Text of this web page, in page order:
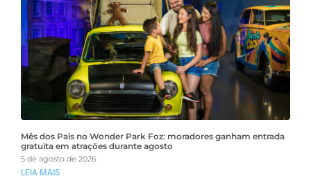
Mês dos Pais no Wonder Park Foz: moradores ganham entrada
gratuita em atrações durante agosto
5 de agosto de 2026
LEIA MAIS